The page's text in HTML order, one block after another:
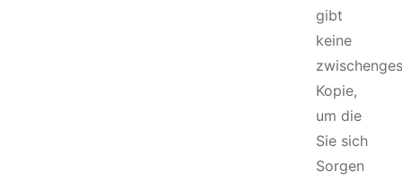
gibt
keine
Kopie,
um die
Sie sich
Sorgen